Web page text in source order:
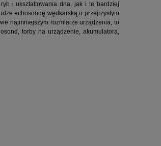
i ukształtowania dna, jak i te bardziej
echosondę wędkarską o przejrzystym
najmniejszym rozmiarze urządzenia, to
torby na urządzenie, akumulatora,